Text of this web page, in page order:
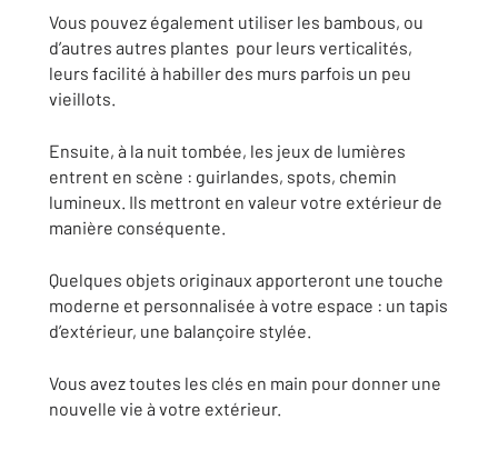
Vous pouvez également utiliser les bambous, ou
d’autres autres plantes pour leurs verticalités,
leurs facilité à habiller des murs parfois un peu
vieillots.
Ensuite, à la nuit tombée, les jeux de lumières
entrent en scène : guirlandes, spots, chemin
lumineux. Ils mettront en valeur votre extérieur de
manière conséquente.
Quelques objets originaux apporteront une touche
moderne et personnalisée à votre espace : un tapis
d’extérieur, une balançoire stylée.
Vous avez toutes les clés en main pour donner une
nouvelle vie à votre extérieur.